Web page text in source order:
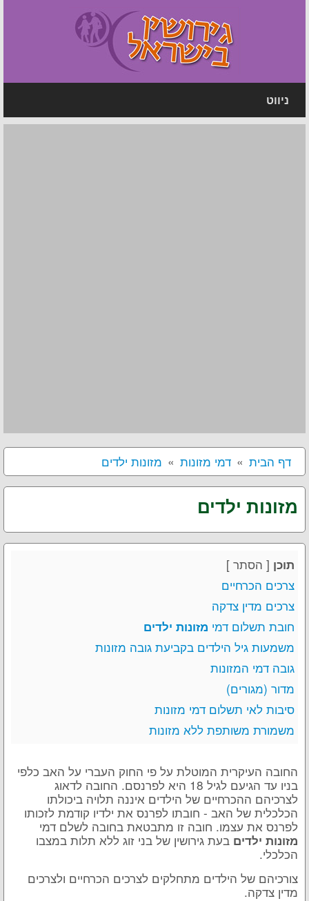
ניווט
דף הבית דמי מזונות מזונות ילדים
מזונות ילדים
תוכן [ הסתר ]
צרכים הכרחיים
צרכים מדין צדקה
חובת תשלום דמי מזונות ילדים
משמעות גיל הילדים בקביעת גובה מזונות
גובה דמי המזונות
מדור (מגורים)
סיבות לאי תשלום דמי מזונות
משמורת משותפת ללא מזונות
החובה העיקרית המוטלת על פי החוק העברי על האב כלפי
בניו עד הגיעם לגיל 18 היא לפרנסם. החובה לדאוג
לצרכיהם ההכרחיים של הילדים איננה תלויה ביכולתו
הכלכלית של האב - חובתו לפרנס את ילדיו קודמת לזכותו
לפרנס את עצמו. חובה זו מתבטאת בחובה לשלם דמי
מזונות ילדים בעת גירושין של בני זוג ללא תלות במצבו
הכלכלי.
צורכיהם של הילדים מתחלקים לצרכים הכרחיים ולצרכים
מדין צדקה.